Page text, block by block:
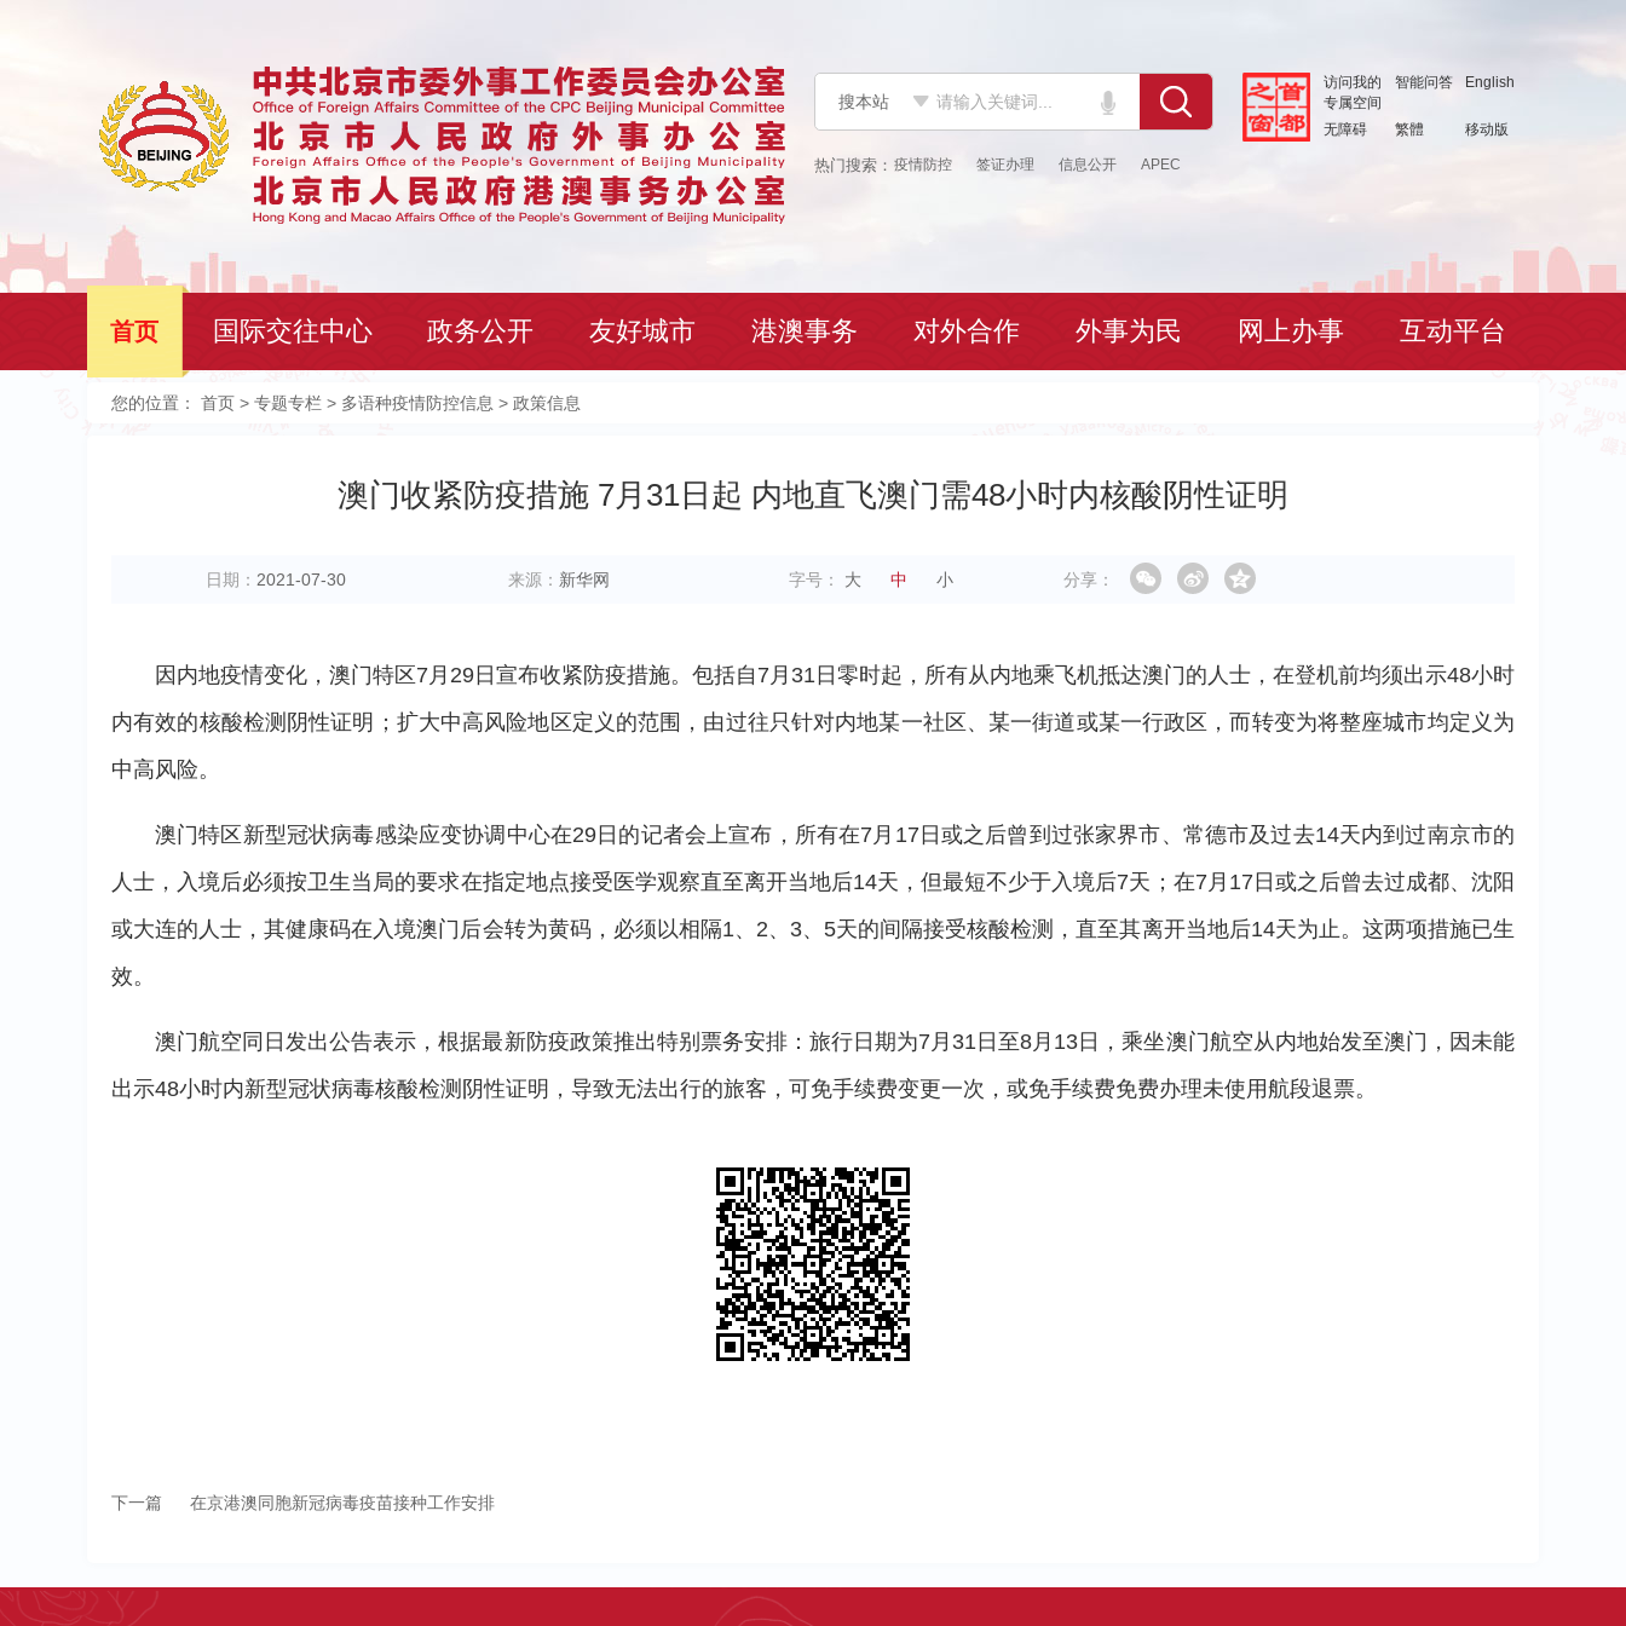
搜本站
疫情防控 签证办理 信息公开 APEC
访问我的
专属空间
智能问答 English
无障碍 繁體 移动版
首页 国际交往中心 政务公开 友好城市 港澳事务 对外合作 外事为民 网上办事 互动平台
您的位置： 首页 > 专题专栏 > 多语种疫情防控信息 > 政策信息
澳门收紧防疫措施 7月31日起 内地直飞澳门需48小时内核酸阴性证明
日期： 2021-07-30 来源： 新华网 字号： 大 中 小 分享：
因内地疫情变化，澳门特区7月29日宣布收紧防疫措施。包括自7月31日零时起，所有从内地乘飞机抵达澳门的人士，在登机前均须出示48小时
内有效的核酸检测阴性证明；扩大中高风险地区定义的范围，由过往只针对内地某一社区、某一街道或某一行政区，而转变为将整座城市均定义为
中高风险。
澳门特区新型冠状病毒感染应变协调中心在29日的记者会上宣布，所有在7月17日或之后曾到过张家界市、常德市及过去14天内到过南京市的
人士，入境后必须按卫生当局的要求在指定地点接受医学观察直至离开当地后14天，但最短不少于入境后7天；在7月17日或之后曾去过成都、沈阳
或大连的人士，其健康码在入境澳门后会转为黄码，必须以相隔1、2、3、5天的间隔接受核酸检测，直至其离开当地后14天为止。这两项措施已生
效。
澳门航空同日发出公告表示，根据最新防疫政策推出特别票务安排：旅行日期为7月31日至8月13日，乘坐澳门航空从内地始发至澳门，因未能
出示48小时内新型冠状病毒核酸检测阴性证明，导致无法出行的旅客，可免手续费变更一次，或免手续费免费办理未使用航段退票。
下一篇 在京港澳同胞新冠病毒疫苗接种工作安排